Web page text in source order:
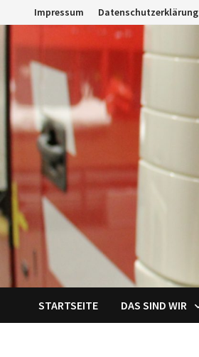
Inhalt
springen
Impressum Datenschutzerklärung
STARTSEITE DAS SIND WIR